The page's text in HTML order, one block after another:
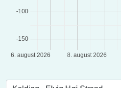
6. august 2026 8. august 2026
-150
-100